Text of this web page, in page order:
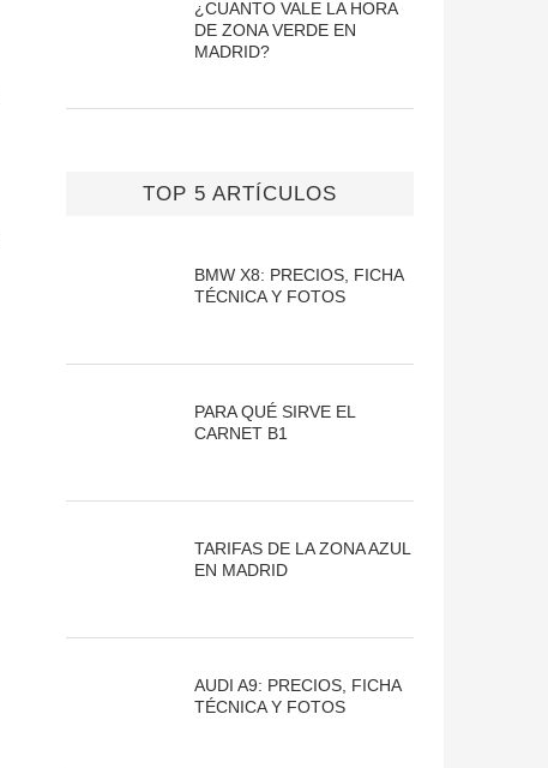
¿CUANTO VALE LA HORA
DE ZONA VERDE EN
MADRID?
TOP 5 ARTÍCULOS
BMW X8: PRECIOS, FICHA
TÉCNICA Y FOTOS
PARA QUÉ SIRVE EL
CARNET B1
TARIFAS DE LA ZONA AZUL
EN MADRID
AUDI A9: PRECIOS, FICHA
TÉCNICA Y FOTOS